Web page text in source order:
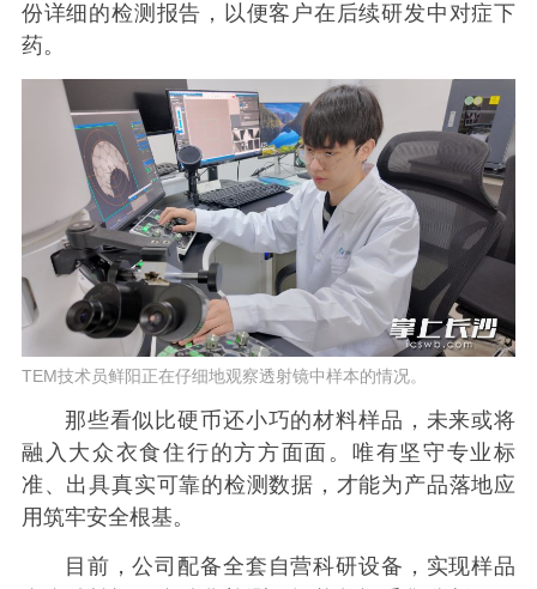
份详细的检测报告，以便客户在后续研发中对症下
药。
TEM技术员鲜阳正在仔细地观察透射镜中样本的情况。
那些看似比硬币还小巧的材料样品，未来或将
融入大众衣食住行的方方面面。唯有坚守专业标
准、出具真实可靠的检测数据，才能为产品落地应
用筑牢安全根基。
目前，公司配备全套自营科研设备，实现样品